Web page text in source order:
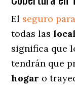
El seguro
todas las
significa que
tendrán que
hogar o